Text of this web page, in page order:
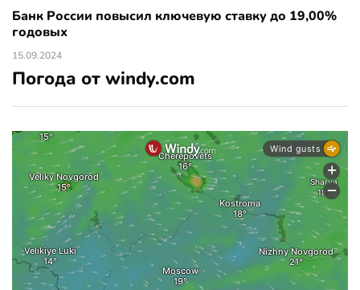
Банк России повысил ключевую ставку до 19,00%
годовых
15.09.2024
Погода от windy.com